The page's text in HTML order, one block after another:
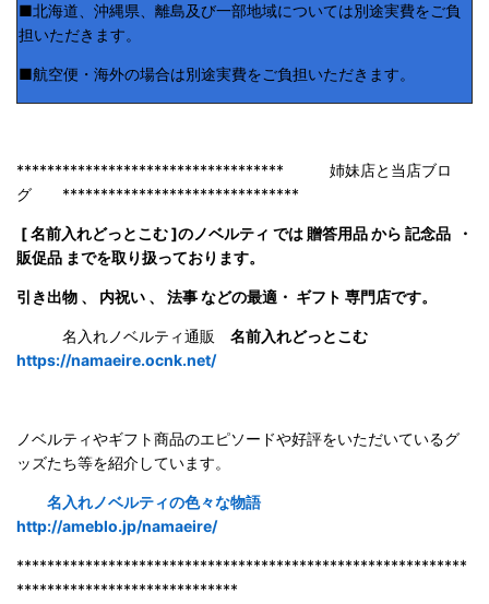
■北海道、沖縄県、離島及び一部地域については別途実費をご負
担いただきます。
■航空便・海外の場合は別途実費をご負担いただきます。
*********************************** 姉妹店と当店ブロ
グ *******************************
[ 名前入れどっとこむ ]のノベルティ では 贈答用品 から 記念品 ・
販促品 までを取り扱っております。
引き出物 、 内祝い 、 法事 などの最適・ ギフト 専門店です。
名入れノベルティ通販 名前入れどっとこむ
https://namaeire.ocnk.net/
ノベルティやギフト商品のエピソードや好評をいただいているグ
ッズたち等を紹介しています。
名入れノベルティの色々な物語
http://ameblo.jp/namaeire/
***********************************************************
*****************************